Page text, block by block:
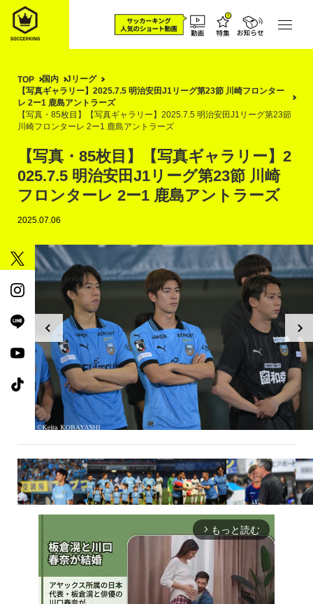
TOP 国内
Jリーグ
【写真ギャラリー】2025.7.5 明治安田J1リーグ第23節 川崎フロンター
レ 2ー1 鹿島アントラーズ
【写真・85枚目】【写真ギャラリー】2025.7.5 明治安田J1リーグ第23節
川崎フロンターレ 2ー1 鹿島アントラーズ
【写真・85枚目】【写真ギャラリー】2
025.7.5 明治安田J1リーグ第23節 川崎
フロンターレ 2ー1 鹿島アントラーズ
2025.07.06
arrow_forward_ios もっと読む